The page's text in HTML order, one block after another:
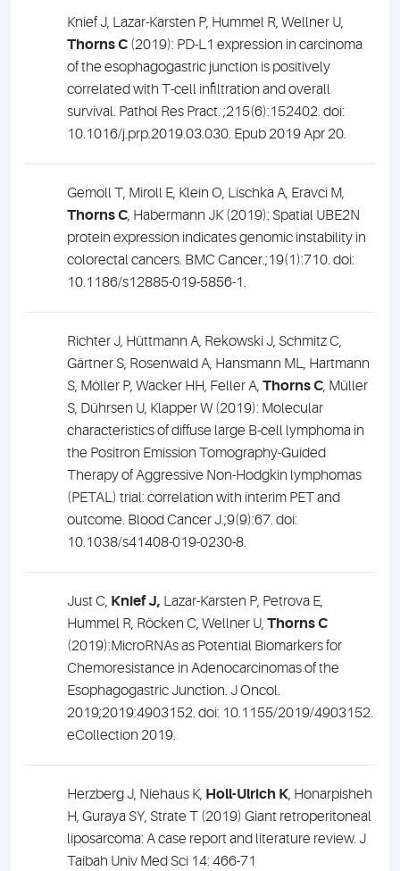
Knief J, Lazar-Karsten P, Hummel R, Wellner U,
Thorns C (2019): PD-L1 expression in carcinoma
of the esophagogastric junction is positively
correlated with T-cell infiltration and overall
survival. Pathol Res Pract. ;215(6):152402. doi:
10.1016/j.prp.2019.03.030. Epub 2019 Apr 20.
Gemoll T, Miroll E, Klein O, Lischka A, Eravci M,
Thorns C, Habermann JK (2019): Spatial UBE2N
protein expression indicates genomic instability in
colorectal cancers. BMC Cancer.;19(1):710. doi:
10.1186/s12885-019-5856-1.
Richter J, Hüttmann A, Rekowski J, Schmitz C,
Gärtner S, Rosenwald A, Hansmann ML, Hartmann
S, Möller P, Wacker HH, Feller A,Thorns C, Müller
S, Dührsen U, Klapper W (2019): Molecular
characteristics of diffuse large B-cell lymphoma in
the Positron Emission Tomography-Guided
Therapy of Aggressive Non-Hodgkin lymphomas
(PETAL) trial: correlation with interim PET and
outcome. Blood Cancer J.;9(9):67. doi:
10.1038/s41408-019-0230-8.
Just C, Knief J, Lazar-Karsten P, Petrova E,
Hummel R, Röcken C, Wellner U,Thorns C
(2019):MicroRNAs as Potential Biomarkers for
Chemoresistance in Adenocarcinomas of the
Esophagogastric Junction. J Oncol.
2019;2019:4903152. doi: 10.1155/2019/4903152.
eCollection 2019.
Herzberg J, Niehaus K, Holl-Ulrich K, Honarpisheh
H, Guraya SY, Strate T (2019) Giant retroperitoneal
liposarcoma: A case report and literature review.J
Taibah Univ Med Sci 14: 466-71